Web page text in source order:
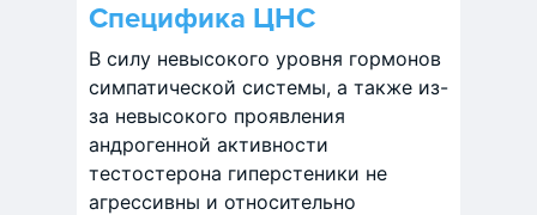
Специфика ЦНС
В силу невысокого уровня гормонов
симпатической системы, а также из-
за невысокого проявления
андрогенной активности
тестостерона гиперстеники не
агрессивны и относительно